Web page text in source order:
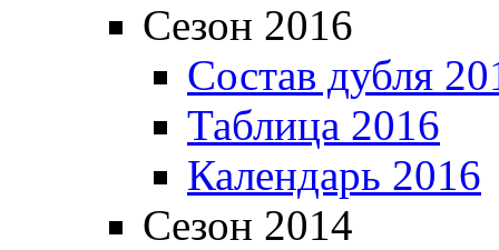
Сезон 2016
Состав дубля
Таблица 2016
Календарь 2016
Сезон 2014